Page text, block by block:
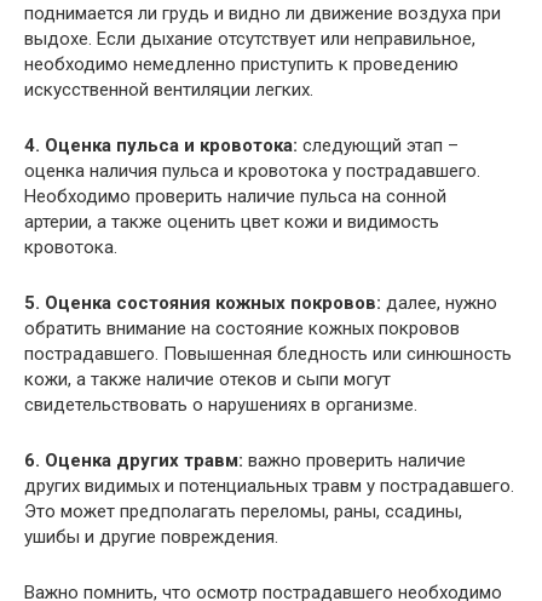
поднимается ли грудь и видно ли движение воздуха при
выдохе. Если дыхание отсутствует или неправильное,
необходимо немедленно приступить к проведению
искусственной вентиляции легких.
4. Оценка пульса и кровотока: следующий этап –
оценка наличия пульса и кровотока у пострадавшего.
Необходимо проверить наличие пульса на сонной
артерии, а также оценить цвет кожи и видимость
кровотока.
5. Оценка состояния кожных покровов: далее, нужно
обратить внимание на состояние кожных покровов
пострадавшего. Повышенная бледность или синюшность
кожи, а также наличие отеков и сыпи могут
свидетельствовать о нарушениях в организме.
6. Оценка других травм: важно проверить наличие
других видимых и потенциальных травм у пострадавшего.
Это может предполагать переломы, раны, ссадины,
ушибы и другие повреждения.
Важно помнить, что осмотр пострадавшего необходимо